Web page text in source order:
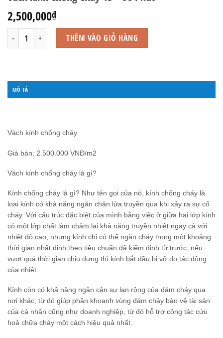
2,500,000₫
Vách kính Chống Cháy 15 - 90 Phút số lượng
THÊM VÀO GIỎ HÀNG
MÔ TẢ
Vách kính chống cháy
Giá bán: 2.500.000 VNĐ/m2
Vách kính chống cháy là gì?
Kính chống cháy là gì? Như tên gọi của nó, kính chống cháy là
loại kính có khả năng ngăn chặn lửa truyền qua khi xảy ra sự cố
cháy. Với cấu trúc đặc biệt của mình bằng việc ở giữa hai lớp kính
có một lớp chất làm chậm lại khả năng truyền nhiệt ngay cả với
nhiệt độ cao, nhưng kính chỉ có thể ngăn cháy trong một khoảng
thời gian nhất định theo tiêu chuẩn đã kiểm định từ trước, nếu
vượt quá thời gian chịu đựng thì kính bắt đầu bị vỡ do tác động
của nhiệt.
Kính còn có khả năng ngăn cản sự lan rộng của đám cháy qua
nơi khác, từ đó giúp phần khoanh vùng đám cháy bảo vệ tài sản
của cá nhân cũng như doanh nghiệp, từ đó hỗ trợ công tác cứu
hoả chữa cháy một cách hiệu quả nhất.